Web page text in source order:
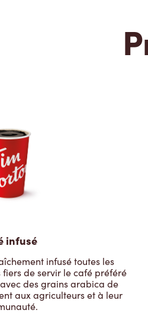
infusé
infusé toutes les
fiers de servir le café préféré
des grains arabica de
aux agriculteurs et à leur